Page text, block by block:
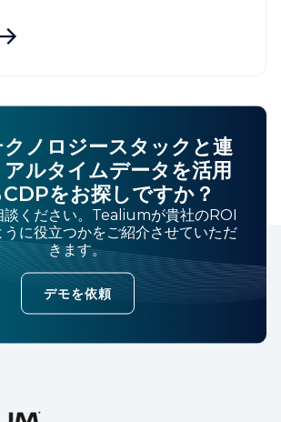
クノロジースタックと連
ルタイムデータを活用
をお探しですか？
談ください。Tealiumが貴社のROI
うに役立つかをご紹介させていただ
きます。
デモを依頼